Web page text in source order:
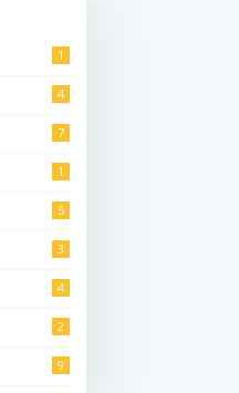
1
4
7
1
5
3
4
2
9